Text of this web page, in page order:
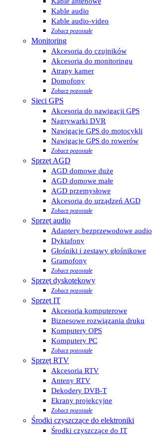
Kable audio
Kable audio-video
Zobacz pozostałe
Monitoring
Akcesoria do czujników
Akcesoria do monitoringu
Atrapy kamer
Domofony
Zobacz pozostałe
Sieci GPS
Akcesoria do nawigacji GPS
Nagrywarki DVR
Nawigacje GPS do motocykli
Nawigacje GPS do rowerów
Zobacz pozostałe
Sprzęt AGD
AGD domowe duże
AGD domowe małe
AGD przemysłowe
Akcesoria do urządzeń AGD
Zobacz pozostałe
Sprzęt audio
Adaptery bezprzewodowe audio
Dyktafony
Głośniki i zestawy głośnikowe
Gramofony
Zobacz pozostałe
Sprzęt dyskotekowy
Zobacz pozostałe
Sprzęt IT
Akcesoria komputerowe
Biznesowe rozwiązania druku
Komputery OPS
Komputery PC
Zobacz pozostałe
Sprzęt RTV
Akcesoria RTV
Anteny RTV
Dekodery DVB-T
Ekrany projekcyjne
Zobacz pozostałe
Środki czyszczące do elektroniki
Środki czyszczące do IT